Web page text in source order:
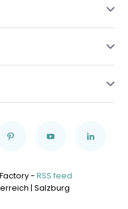
- RSS feed
| Salzburg